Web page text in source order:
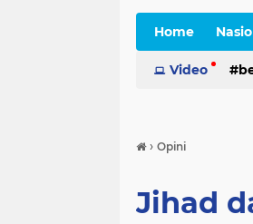
Home
Cerpen
Video
› Opini
Jihad